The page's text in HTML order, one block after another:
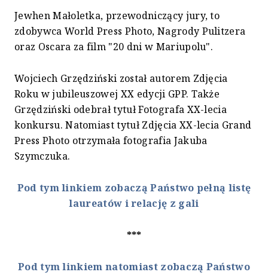
Jewhen Małoletka, przewodniczący jury, to
zdobywca World Press Photo, Nagrody Pulitzera
oraz Oscara za film "20 dni w Mariupolu".
Wojciech Grzędziński został autorem Zdjęcia
Roku w jubileuszowej XX edycji GPP. Także
Grzędziński odebrał tytuł Fotografa XX-lecia
konkursu. Natomiast tytuł Zdjęcia XX-lecia Grand
Press Photo otrzymała fotografia Jakuba
Szymczuka.
Pod tym linkiem zobaczą Państwo pełną listę
laureatów i relację z gali
***
Pod tym linkiem natomiast zobaczą Państwo